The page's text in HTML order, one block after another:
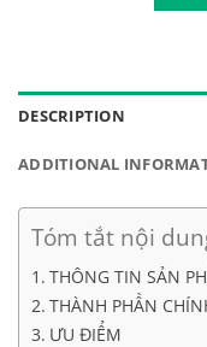
DESCRIPTION
ADDITIONAL
Tóm tắt nội
THÔNG TIN SẢN
THÀNH PHẦN
ƯU ĐIỂM